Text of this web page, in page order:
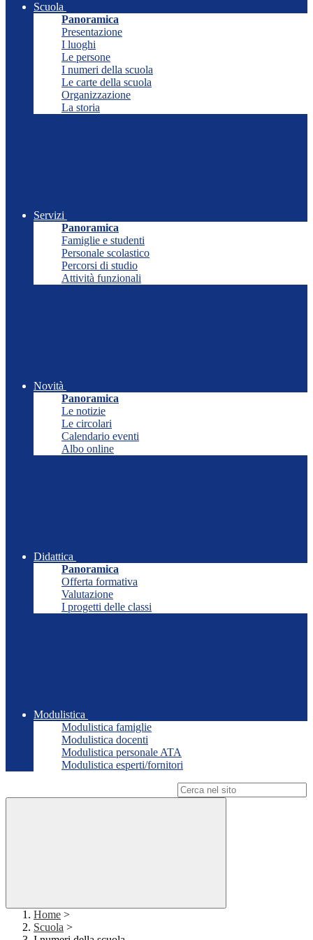
Scuola
Panoramica
Presentazione
I luoghi
Le persone
I numeri della scuola
Le carte della scuola
Organizzazione
La storia
Servizi
Panoramica
Famiglie e studenti
Personale scolastico
Percorsi di studio
Attività funzionali
Novità
Panoramica
Le notizie
Le circolari
Calendario eventi
Albo online
Didattica
Panoramica
Offerta formativa
Valutazione
I progetti delle classi
Modulistica
Modulistica famiglie
Modulistica docenti
Modulistica personale ATA
Modulistica esperti/fornitori
Home >
Scuola >